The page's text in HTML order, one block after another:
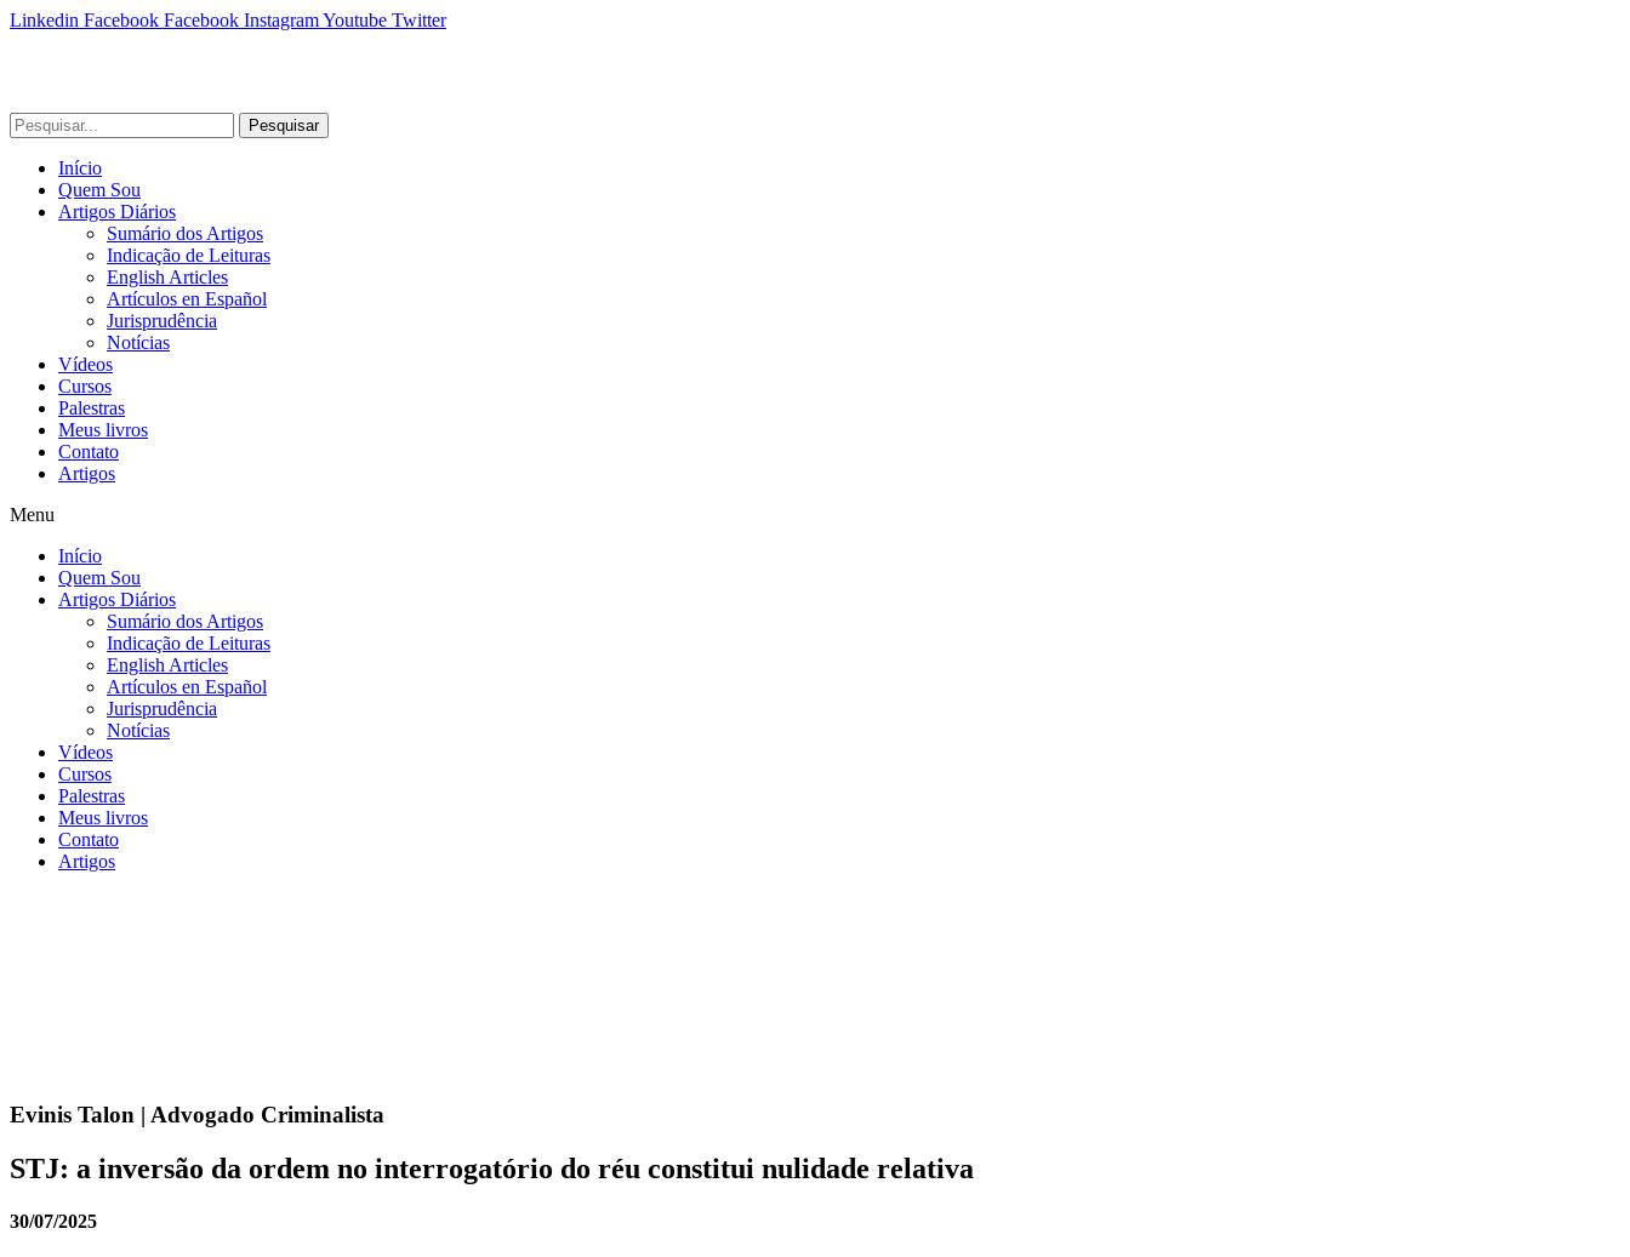
Linkedin Facebook Facebook InstagramYoutube Twitter
Pesquisar
Início
Quem Sou
Artigos Diários
Sumário dos Artigos
Indicação de Leituras
English Articles
Artículos en Español
Jurisprudência
Notícias
Vídeos
Cursos
Palestras
Meus livros
Contato
Artigos
Menu
Início
Quem Sou
Artigos Diários
Sumário dos Artigos
Indicação de Leituras
English Articles
Artículos en Español
Jurisprudência
Notícias
Vídeos
Cursos
Palestras
Meus livros
Contato
Artigos
Evinis Talon | Advogado Criminalista
STJ: a inversão da ordem no interrogatório do réu constitui nulidade relativa
30/07/2025